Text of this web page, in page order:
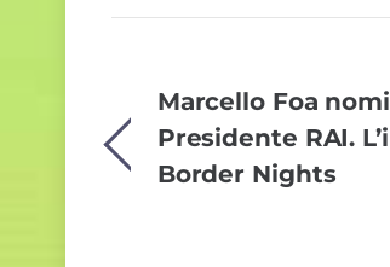
Marcello Foa
Presidente RAI.
Border Nights